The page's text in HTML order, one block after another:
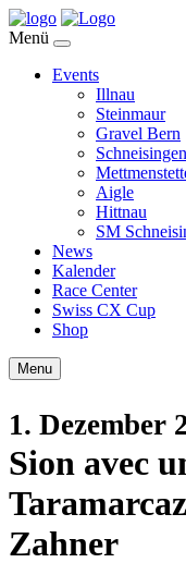
Menü
Events
Illnau
Steinmaur
Gravel Bern
Schneisingen
Aigle
Hittnau
SM
News
Kalender
Race Center
Swiss CX Cup
Shop
Menu
1. Dezember
Sion avec
Zahner